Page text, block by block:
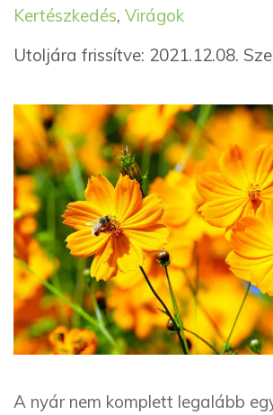
Kategória
Kertészkedés, VirágokCímkék
Utoljára frissítve: 2021.12.08.
A nyár nem komplett legalább